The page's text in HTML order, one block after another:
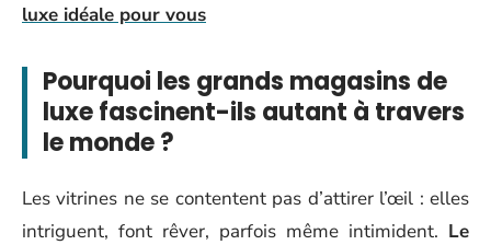
luxe idéale pour vous
Pourquoi les grands magasins de
luxe fascinent-ils autant à travers
le monde ?
Les vitrines ne se contentent pas d’attirer l’œil : elles
intriguent, font rêver, parfois même intimident. Le